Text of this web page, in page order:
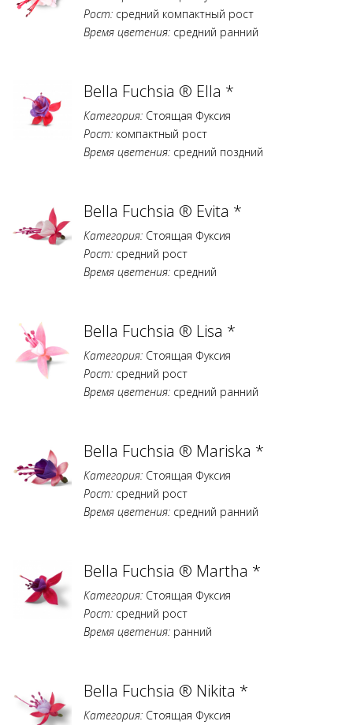
Рост: средний компактный рост
Время цветения: средний ранний
Bella Fuchsia ® Ella *
Категория: Стоящая Фуксия
Рост: компактный рост
Время цветения: средний поздний
Bella Fuchsia ® Evita *
Категория: Стоящая Фуксия
Рост: средний рост
Время цветения: средний
Bella Fuchsia ® Lisa *
Категория: Стоящая Фуксия
Рост: средний рост
Время цветения: средний ранний
Bella Fuchsia ® Mariska *
Категория: Стоящая Фуксия
Рост: средний рост
Время цветения: средний ранний
Bella Fuchsia ® Martha *
Категория: Стоящая Фуксия
Рост: средний рост
Время цветения: ранний
Bella Fuchsia ® Nikita *
Категория: Стоящая Фуксия